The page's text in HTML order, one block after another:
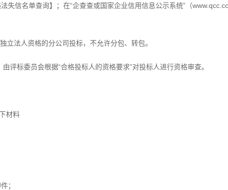
失信名单查询】；在“企查查或国家企业信用信息公示系统”（
立法人资格的分公司投标，不允许分包、转包。
评标委员会根据“合格投标人的资格要求”对投标人进行资格审查。
材料
；